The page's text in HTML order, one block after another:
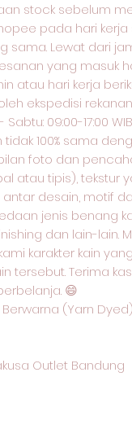
stock sebelum
pada hari kerja
sama. Lewat dari
yang masuk
atau hari kerja
ekspedisi
09:00-17:00
100% sama
foto dan
atau tipis), tekstur
antar desain, motif
jenis benang
dan lain-lain.
karakter kain
tersebut. Terima
😄
(Yarn
Outlet Bandung